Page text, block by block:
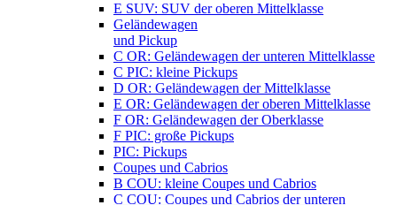
E SUV: SUV der oberen Mittelklasse
Geländewagen
und Pickup
C OR: Geländewagen der unteren Mittelklasse
C PIC: kleine Pickups
D OR: Geländewagen der Mittelklasse
E OR: Geländewagen der oberen Mittelklasse
F OR: Geländewagen der Oberklasse
F PIC: große Pickups
PIC: Pickups
Coupes und Cabrios
B COU: kleine Coupes und Cabrios
C COU: Coupes und Cabrios der unteren